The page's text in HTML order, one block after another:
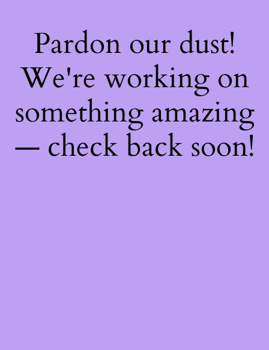
Pardon our dust!
We're working on
something amazing
— check back soon!